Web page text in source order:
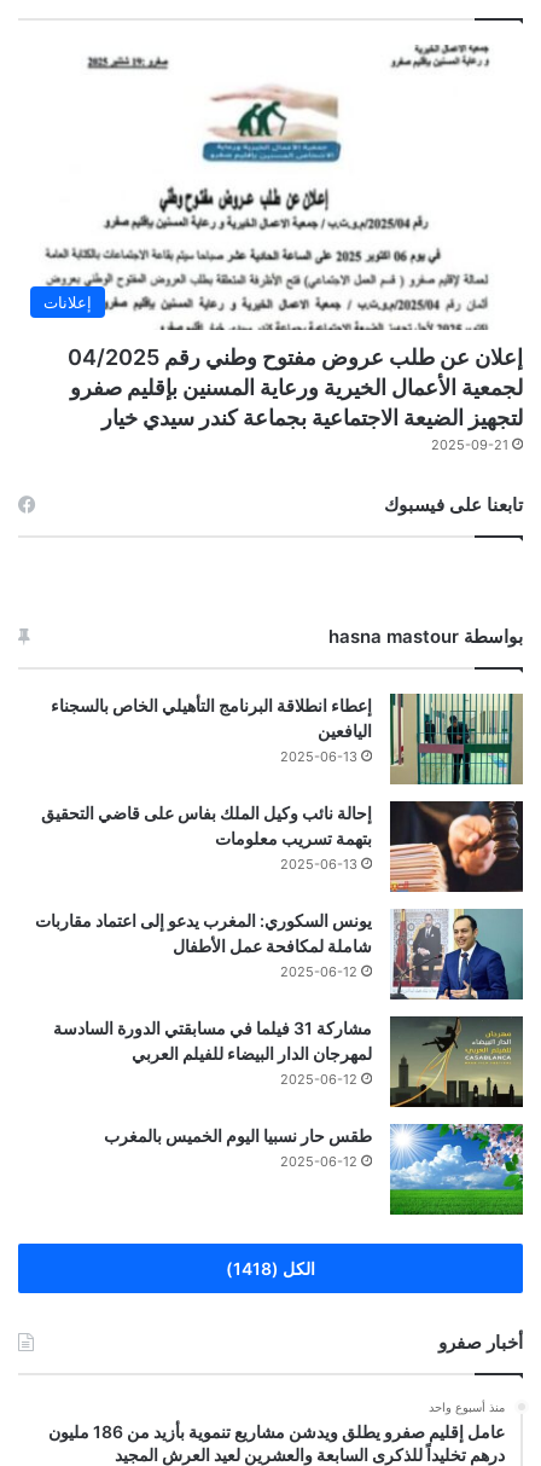
إعلانات
إعلان عن طلب عروض مفتوح وطني رقم 04/2025
لجمعية الأعمال الخيرية ورعاية المسنين بإقليم صفرو
لتجهيز الضيعة الاجتماعية بجماعة كندر سيدي خيار
2025-09-21
تابعنا على فيسبوك
بواسطة hasna mastour
إعطاء انطلاقة البرنامج التأهيلي الخاص بالسجناء
اليافعين
2025-06-13
إحالة نائب وكيل الملك بفاس على قاضي التحقيق
بتهمة تسريب معلومات
2025-06-13
يونس السكوري: المغرب يدعو إلى اعتماد مقاربات
شاملة لمكافحة عمل الأطفال
2025-06-12
مشاركة 31 فيلما في مسابقتي الدورة السادسة
لمهرجان الدار البيضاء للفيلم العربي
2025-06-12
طقس حار نسبيا اليوم الخميس بالمغرب
2025-06-12
الكل (1418)
أخبار صفرو
منذ أسبوع واحد
عامل إقليم صفرو يطلق ويدشن مشاريع تنموية بأزيد من 186 مليون
درهم تخليداً للذكرى السابعة والعشرين لعيد العرش المجيد